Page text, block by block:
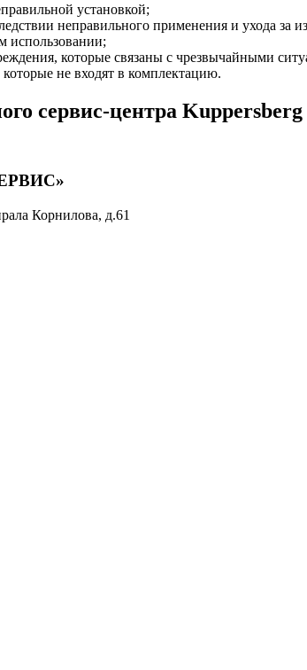
установкой;
неправильного применения и ухода за
использовании;
которые связаны с чрезвычайными
не входят в комплектацию.
сервис-центра Kuppersberg
Корнилова, д.61